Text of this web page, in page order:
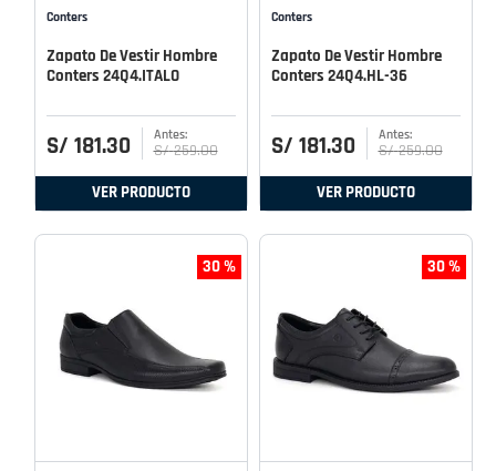
Conters
Zapato De Vestir Hombre
Conters 24Q4.ITALO
S/ 181.30 S/ 259.00
VER PRODUCTO
Conters
Zapato De Vestir Hombre
Conters 24Q4.HL-36
S/ 181.30 S/ 259.00
VER PRODUCTO
30 % 30 %